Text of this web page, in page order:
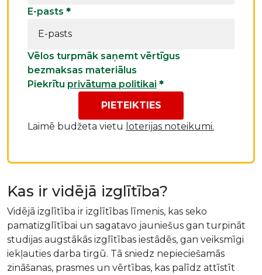
Kas ir vidējā izglītība?
Vidējā izglītība ir izglītības līmenis, kas seko
pamatizglītībai un sagatavo jauniešus gan turpināt
studijas augstākās izglītības iestādēs, gan veiksmīgi
iekļauties darba tirgū. Tā sniedz nepieciešamās
zināšanas, prasmes un vērtības, kas palīdz attīstīt
E-pasts *
Vēlos turpmāk saņemt vērtīgus
bezmaksas materiālus
Piekrītu privātuma politikai *
PIETEIKTIES
Laimē budžeta vietu loterijas noteikumi.